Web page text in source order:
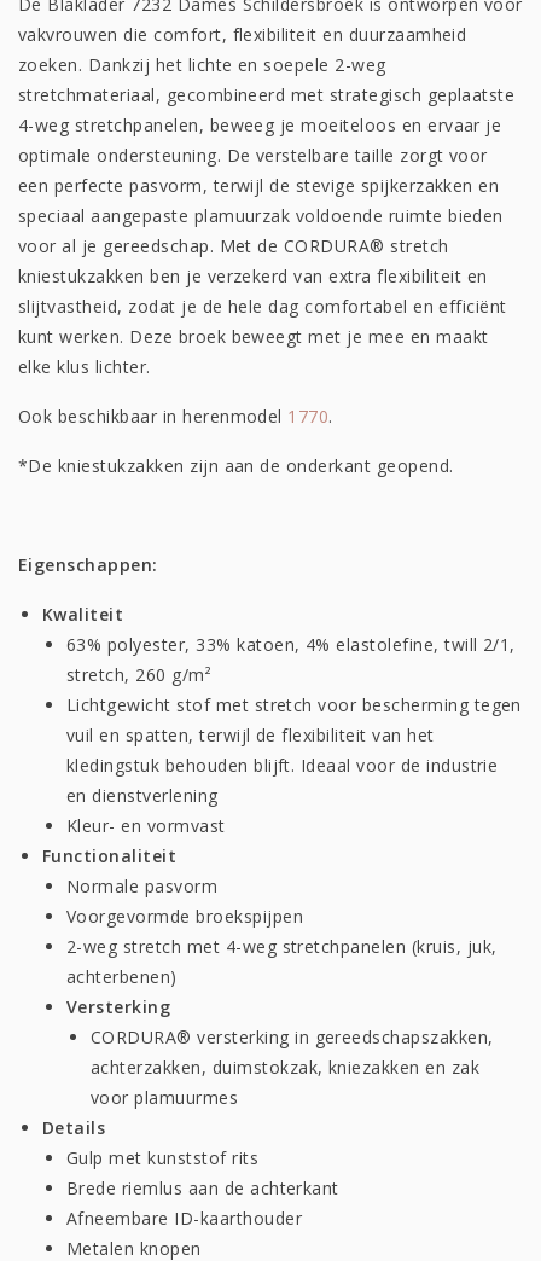
vakvrouwen die comfort, flexibiliteit en duurzaamheid
zoeken. Dankzij het lichte en soepele 2-weg
stretchmateriaal, gecombineerd met strategisch geplaatste
4-weg stretchpanelen, beweeg je moeiteloos en ervaar je
optimale ondersteuning. De verstelbare taille zorgt voor
een perfecte pasvorm, terwijl de stevige spijkerzakken en
speciaal aangepaste plamuurzak voldoende ruimte bieden
voor al je gereedschap. Met de CORDURA® stretch
kniestukzakken ben je verzekerd van extra flexibiliteit en
slijtvastheid, zodat je de hele dag comfortabel en efficiënt
kunt werken. Deze broek beweegt met je mee en maakt
elke klus lichter.
Ook beschikbaar in herenmodel 1770.
*De kniestukzakken zijn aan de onderkant geopend.
Eigenschappen:
Kwaliteit
63% polyester, 33% katoen, 4% elastolefine, twill 2/1,
stretch, 260 g/m²
Lichtgewicht stof met stretch voor bescherming tegen
vuil en spatten, terwijl de flexibiliteit van het
kledingstuk behouden blijft. Ideaal voor de industrie
en dienstverlening
Kleur- en vormvast
Functionaliteit
Normale pasvorm
Voorgevormde broekspijpen
2-weg stretch met 4-weg stretchpanelen (kruis, juk,
achterbenen)
Versterking
CORDURA® versterking in gereedschapszakken,
achterzakken, duimstokzak, kniezakken en zak
voor plamuurmes
Details
Gulp met kunststof rits
Brede riemlus aan de achterkant
Afneembare ID-kaarthouder
Metalen knopen